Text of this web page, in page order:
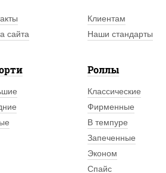
Клиентам
сайта Наши стандарты
Роллы
Классические
Фирменные
В темпуре
Запеченные
Эконом
Спайс